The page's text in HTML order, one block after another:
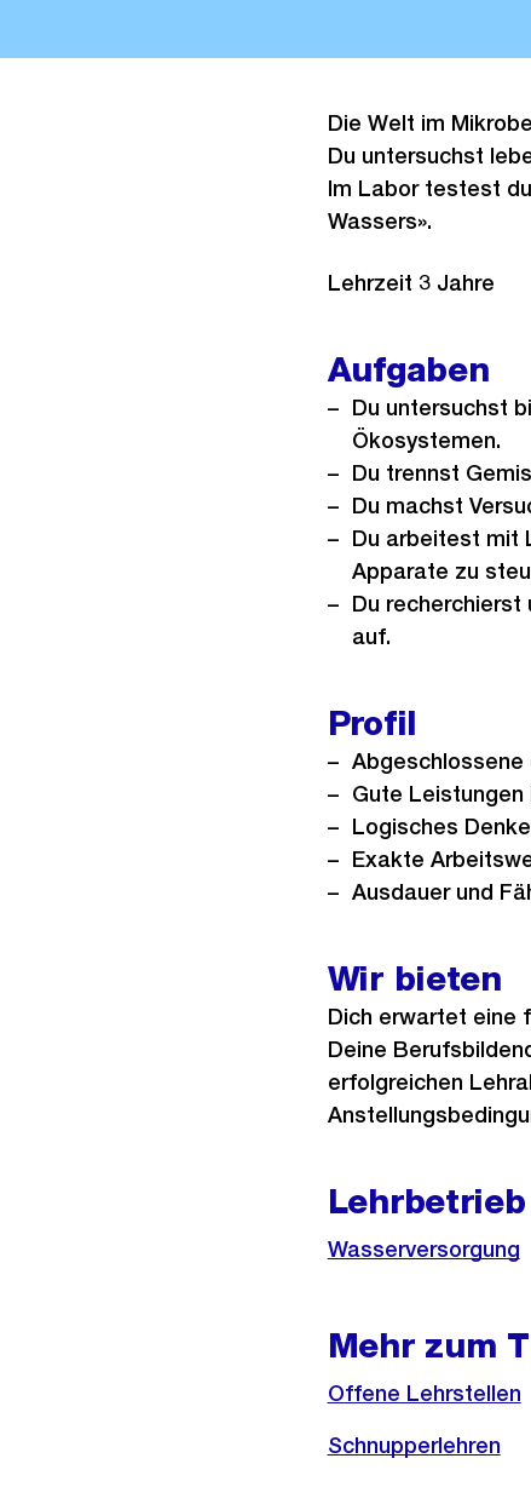
Die Welt im
Du untersuchst
Im Labor testest
Wassers».
Lehrzeit 3 Jahre
Aufgaben
Du untersuchst
Ökosystemen.
Du trennst
Du machst
Du arbeitest mit
Apparate zu
Du
auf.
Profil
Gute Leistungen
Logisches
Exakte
Ausdauer und
Wir bieten
Dich erwartet eine
Deine
erfolgreichen
Lehrbetrieb
Wasserversorgung
Mehr zum
Offene Lehrstellen
Schnupperlehren